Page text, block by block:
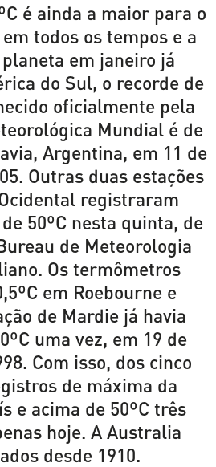
é ainda a maior para o
todos os tempos e a
em janeiro já
do Sul, o recorde de
oficialmente pela
Mundial é de
Argentina, em 11 de
Outras duas estações
registraram
50ºC nesta quinta, de
de Meteorologia
Os termômetros
em Roebourne e
de Mardie já havia
uma vez, em 19 de
Com isso, dos cinco
de máxima da
e acima de 50ºC três
hoje. A Australia
desde 1910.